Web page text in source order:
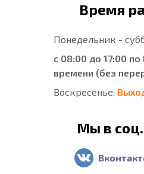
Время
Понедельник -
с 08:00 до 17:00
времени (без
Воскресенье:
Мы в